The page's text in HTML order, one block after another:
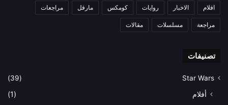
افلام الاخبار روايات كومكس مارفل مراجعات
مراجعة مسلسلات مقالات
تصنيفات
Star Wars
(39)
أفلام
(1)